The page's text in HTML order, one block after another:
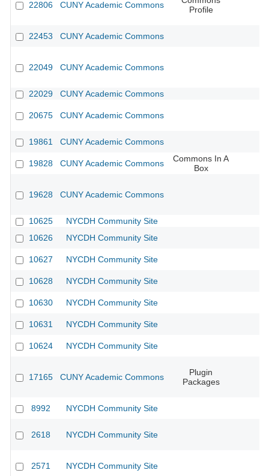
22806 CUNY Academic Commons
Profile
22453 CUNY Academic Commons
22049 CUNY Academic Commons
22029 CUNY Academic Commons
20675 CUNY Academic Commons
19861 CUNY Academic Commons
19828 CUNY Academic Commons
Commons In A
Box
19628 CUNY Academic Commons
10625
NYCDH Community Site
10626
NYCDH Community Site
10627 NYCDH Community Site
10628 NYCDH Community Site
10630 NYCDH Community Site
10631 NYCDH Community Site
10624 NYCDH Community Site
17165 CUNY Academic Commons
Plugin
Packages
8992 NYCDH Community Site
2618 NYCDH Community Site
2571 NYCDH Community Site